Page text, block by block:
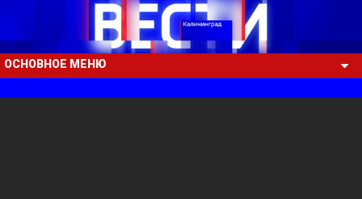
ОСНОВНОЕ МЕНЮ